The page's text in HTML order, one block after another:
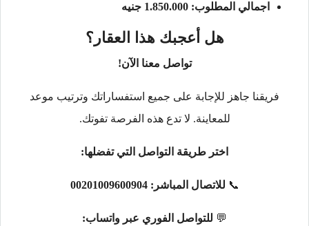
اجمالي المطلوب: 1.850.000 جنيه
هل أعجبك هذا العقار؟
تواصل معنا الآن!
فريقنا جاهز للإجابة على جميع استفساراتك وترتيب موعد
للمعاينة. لا تدع هذه الفرصة تفوتك.
اختر طريقة التواصل التي تفضلها:
📞 للاتصال المباشر: 00201009600904
💬 للتواصل الفوري عبر واتساب: